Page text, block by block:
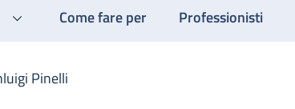
Come fare per Professionisti
Pinelli